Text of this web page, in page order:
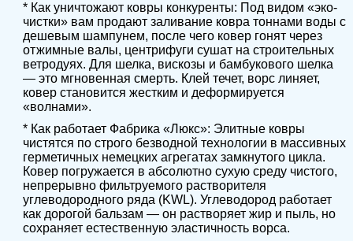
* Как уничтожают ковры конкуренты: Под видом «эко-
чистки» вам продают заливание ковра тоннами воды с
дешевым шампунем, после чего ковер гонят через
отжимные валы, центрифуги сушат на строительных
ветродуях. Для шелка, вискозы и бамбукового шелка
— это мгновенная смерть. Клей течет, ворс линяет,
ковер становится жестким и деформируется
«волнами».
* Как работает Фабрика «Люкс»: Элитные ковры
чистятся по строго безводной технологии в массивных
герметичных немецких агрегатах замкнутого цикла.
Ковер погружается в абсолютно сухую среду чистого,
непрерывно фильтруемого растворителя
углеводородного ряда (KWL). Углеводород работает
как дорогой бальзам — он растворяет жир и пыль, но
сохраняет естественную эластичность ворса.